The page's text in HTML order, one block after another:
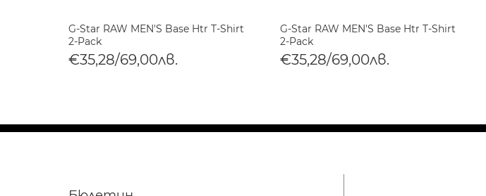
G-Star RAW MEN'S Base Htr T-Shirt
2-Pack
€35,28/69,00лв.
G-Star RAW MEN'S Base Htr T-Shirt
2-Pack
€35,28/69,00лв.